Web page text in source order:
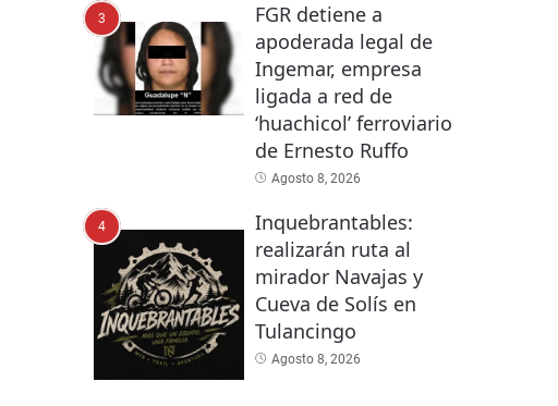
3
FGR detiene a
apoderada legal de
Ingemar, empresa
ligada a red de
‘huachicol’ ferroviario
de Ernesto Ruffo
Agosto 8, 2026
4
Inquebrantables:
realizarán ruta al
mirador Navajas y
Cueva de Solís en
Tulancingo
Agosto 8, 2026